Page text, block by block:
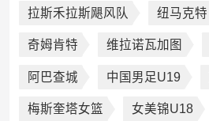
拉斯禾拉斯飓风队 纽马克特
奇姆肯特 维拉诺瓦加图
阿巴查城 中国男足U19
梅斯奎塔女篮 女美锦U18